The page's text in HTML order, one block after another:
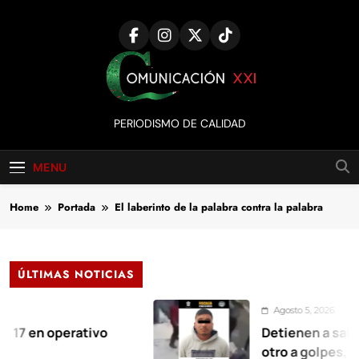
Comunicación
XXI
PERIODISMO DE CALIDAD
MENU
Home Portada El laberinto de la palabra contra la palabra
ÚLTIMAS NOTICIAS
Agosto 5, 2026
Detienen a salvaje
otro a golpes, junto con